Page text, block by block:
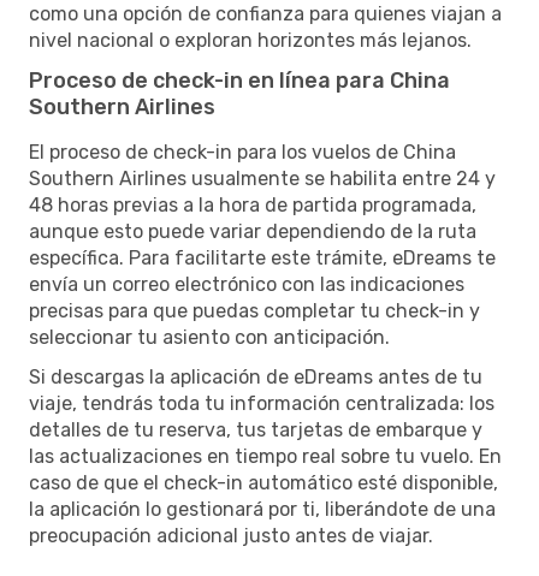
como una opción de confianza para quienes viajan a
nivel nacional o exploran horizontes más lejanos.
Proceso de check-in en línea para China
Southern Airlines
El proceso de check-in para los vuelos de China
Southern Airlines usualmente se habilita entre 24 y
48 horas previas a la hora de partida programada,
aunque esto puede variar dependiendo de la ruta
específica. Para facilitarte este trámite, eDreams te
envía un correo electrónico con las indicaciones
precisas para que puedas completar tu check-in y
seleccionar tu asiento con anticipación.
Si descargas la aplicación de eDreams antes de tu
viaje, tendrás toda tu información centralizada: los
detalles de tu reserva, tus tarjetas de embarque y
las actualizaciones en tiempo real sobre tu vuelo. En
caso de que el check-in automático esté disponible,
la aplicación lo gestionará por ti, liberándote de una
preocupación adicional justo antes de viajar.